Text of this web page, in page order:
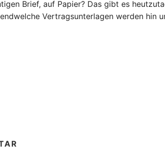
Brief, auf Papier? Das gibt es
Vertragsunterlagen werden hin